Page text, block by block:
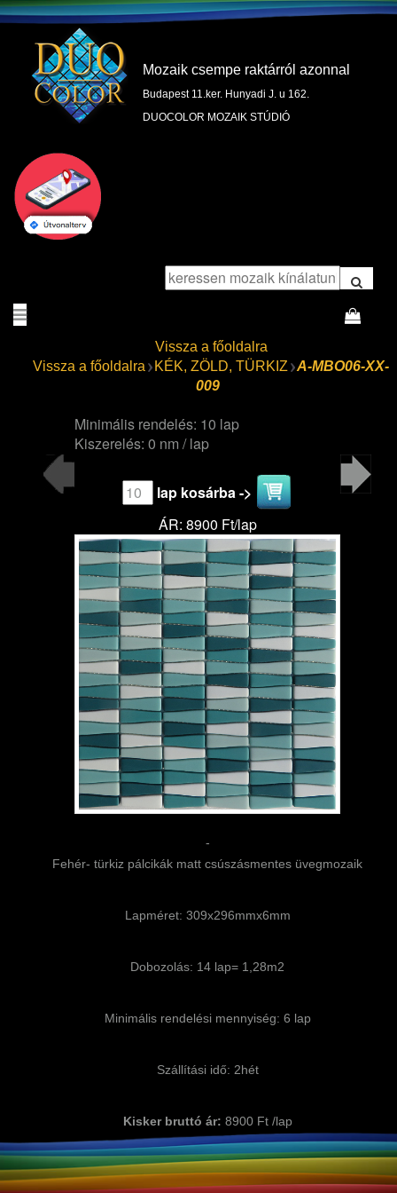
Mozaik csempe raktárról azonnal
Budapest 11.ker. Hunyadi J. u 162.
DUOCOLOR MOZAIK STÚDIÓ
Vissza a főoldalra
Vissza a főoldalra
KÉK, ZÖLD, TÜRKIZ
A-MBO06-XX-
009
Minimális rendelés: 10 lap
Kiszerelés: 0 nm / lap
lap kosárba ->
ÁR: 8900 Ft/lap
-
Fehér- türkiz pálcikák matt csúszásmentes üvegmozaik
Lapméret: 309x296mmx6mm
Dobozolás: 14 lap= 1,28m2
Minimális rendelési mennyiség: 6 lap
Szállítási idő: 2hét
Kisker bruttó ár: 8900 Ft /lap